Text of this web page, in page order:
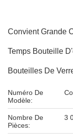
Convient Grande
Temps Bouteille
Bouteilles De
Numéro De
Modèle:
Nombre De
Pièces:
3